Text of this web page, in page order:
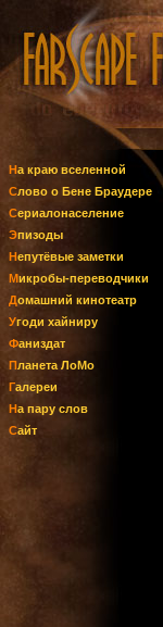
На краю вселенной
Слово о Бене Браудере
Сериалонаселение
Эпизоды
Непутёвые заметки
Микробы-переводчики
Домашний кинотеатр
Угоди хайниру
Фаниздат
Планета ЛоМо
Галереи
На пару слов
Сайт